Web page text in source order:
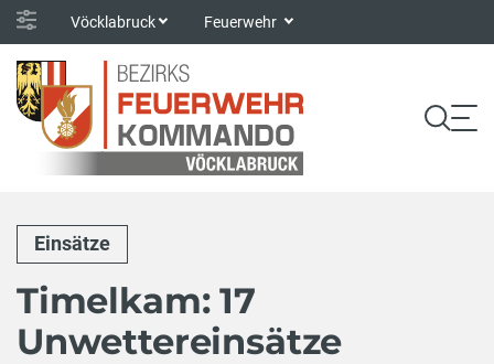
Vöcklabruck Feuerwehr
Einsätze
Timelkam: 17
Unwettereinsätze